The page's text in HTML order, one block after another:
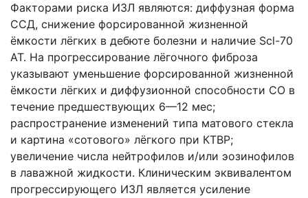
Факторами риска ИЗЛ являются: диффузная форма
ССД, снижение форсированной жизненной
ёмкости лёгких в дебюте болезни и наличие Scl-70
AT. На прогрессирование лёгочного фиброза
указывают уменьшение форсированной жизненной
ёмкости лёгких и диффузионной способности СО в
течение предшествующих 6—12 мес;
распространение изменений типа матового стекла
и картина «сотового» лёгкого при КТВР;
увеличение числа нейтрофилов и/или эозинофилов
в лаважной жидкости. Клиническим эквивалентом
прогрессирующего ИЗЛ является усиление